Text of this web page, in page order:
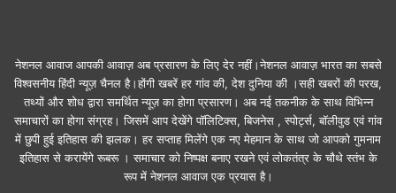
नेशनल आवाज आपकी आवाज़ अब प्रसारण के लिए देर नहीं।नेशनल आवाज़ भारत का सबसे
विश्वसनीय हिंदी न्यूज़ चैनल है।होंगी खबरें हर गांव की, देश दुनिया की ।सही खबरों की परख,
तथ्यों और शोध द्वारा समर्थित न्यूज़ का होगा प्रसारण। अब नई तकनीक के साथ विभिन्न
समाचारों का होगा संग्रह। जिसमें आप देखेंगे पॉलिटिक्स, बिजनेस , स्पोर्ट्स, बॉलीवुड एवं गांव
में छुपी हुई इतिहास की झलक। हर सप्ताह मिलेंगे एक नए मेहमान के साथ जो आपको गुमनाम
इतिहास से करायेंगे रूबरू । समाचार को निष्पक्ष बनाए रखने एवं लोकतंत्र के चौथे स्तंभ के
रूप में नेशनल आवाज एक प्रयास है।